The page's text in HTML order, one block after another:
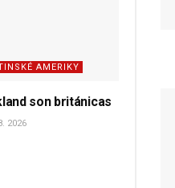
AMERIKY
son británicas
2026